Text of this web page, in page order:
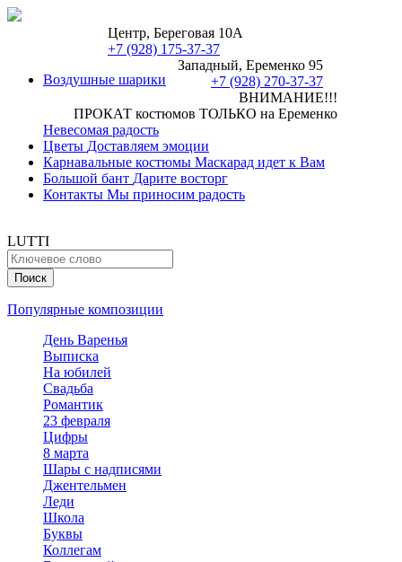
Центр, Береговая 10А
+7 (928) 175-37-37
Западный, Еременко 95
+7 (928) 270-37-37
ВНИМАНИЕ!!!
ПРОКАТ костюмов ТОЛЬКО на Еременко
Воздушные шарики
Невесомая радость
Цветы Доставляем эмоции
Карнавальные костюмы Маскарад идет к Вам
Большой бант Дарите восторг
Контакты Мы приносим радость
LUTTI
Популярные композиции
День Варенья
Выписка
На юбилей
Свадьба
Романтик
23 февраля
Цифры
8 марта
Шары с надписями
Джентельмен
Леди
Школа
Буквы
Коллегам